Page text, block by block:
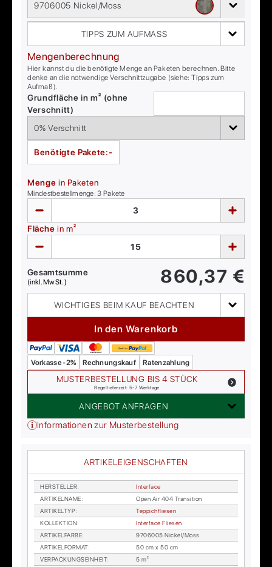
9706005 Nickel/Moss
TIPPS ZUM AUFMASS
Mengenberechnung
Hier kannst du die benötigte Menge an Paketen berechnen. Bitte
denke an die notwendige Verschnittzugabe (siehe: Tipps zum
Aufmaß).
Grundfläche in m² (ohne
Verschnitt)
Benötigte Pakete:-
Menge in Paketen
Mindestbestellmenge:3 Pakete
Fläche in m²
Gesamtsumme
(inkl. MwSt.) 860,37 €
WICHTIGES BEIM KAUF BEACHTEN
In den Warenkorb
Vorkasse -2% Rechnungskauf Ratenzahlung
MUSTERBESTELLUNG BIS 4 STÜCK
Regellieferzeit: 5-7 Werktage
ANGEBOT ANFRAGEN
Informationen zur Musterbestellung
ARTIKELEIGENSCHAFTEN
HER­STEL­LER:
In­ter­face
AR­TI­KEL­NA­ME:
Open Air 404 Tran­si­ti­on
AR­TI­KEL­TYP:
Tep­pich­flie­sen
KOL­LEK­TI­ON:
In­ter­face Flie­sen
AR­TI­KEL­FAR­BE:
9706005 Ni­ckel/Moss
AR­TI­KEL­FOR­MAT:
50 cm x 50 cm
VER­PA­CKUNGS­EIN­HEIT: 5 m²